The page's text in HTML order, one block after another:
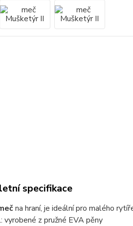
specifikace
na hraní, je ideální pro malého
vyrobené z pružné EVA pěny